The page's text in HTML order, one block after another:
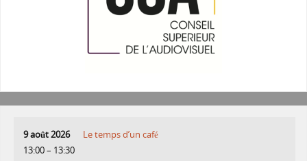
9 août 2026
13:00– 13:30
Le temps d’un café